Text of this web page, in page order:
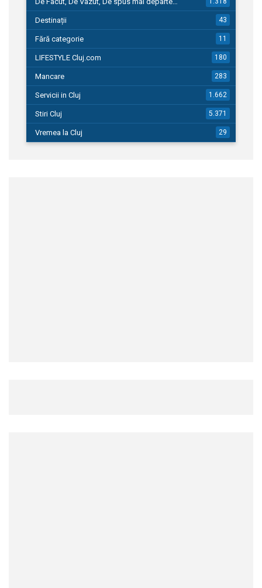
Destinații 43
Fără categorie 11
LIFESTYLE Cluj.com 180
Mancare 283
Servicii in Cluj 1.662
Stiri Cluj 5.371
Vremea la Cluj 29